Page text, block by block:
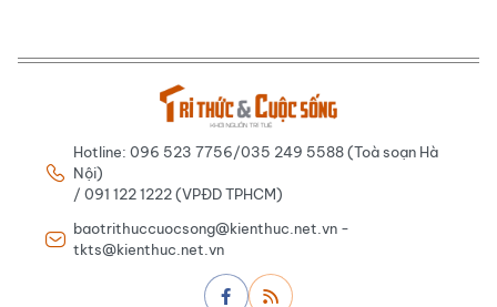
Hotline: 096 523 7756/035 249 5588 (Toà soạn Hà
Nội)
/ 091 122 1222 (VPĐD TPHCM)
baotrithuccuocsong@kienthuc.net.vn -
tkts@kienthuc.net.vn